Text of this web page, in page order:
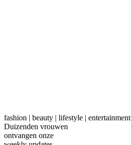
fashion | beauty | lifestyle | entertainment
Duizenden vrouwen
ontvangen onze